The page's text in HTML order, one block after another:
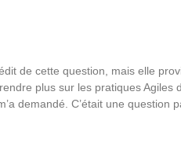
de cette question, mais elle
plus sur les pratiques Agiles
demandé. C’était une question